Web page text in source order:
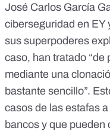
José Carlos García
ciberseguridad en EY
sus superpoderes
caso, han tratado “de
mediante una
bastante sencillo”.
casos de las estafas
bancos y que pueden